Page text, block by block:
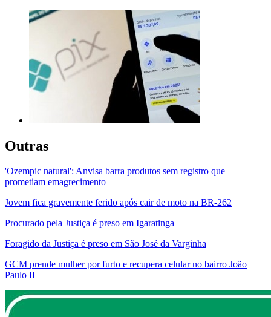
Outras
'Ozempic natural': Anvisa barra produtos sem registro que
prometiam emagrecimento
Jovem fica gravemente ferido após cair de moto na BR-262
Procurado pela Justiça é preso em Igaratinga
Foragido da Justiça é preso em São José da Varginha
GCM prende mulher por furto e recupera celular no bairro João
Paulo II